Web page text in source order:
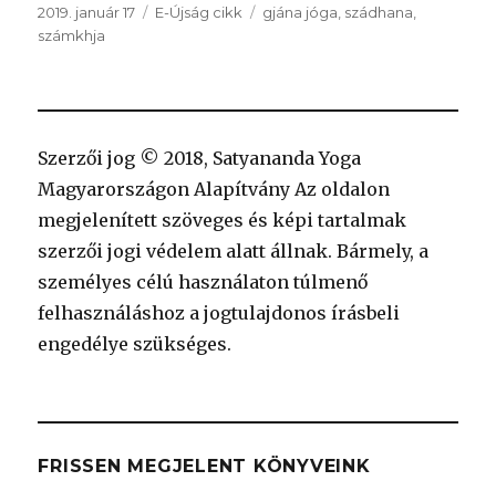
Közzétéve
2019. január 17 Kategória
E-Újság cikk Címke
gjána jóga, szádhana,
számkhja
Szerzői jog © 2018, Satyananda Yoga
Magyarországon Alapítvány Az oldalon
megjelenített szöveges és képi tartalmak
szerzői jogi védelem alatt állnak. Bármely, a
személyes célú használaton túlmenő
felhasználáshoz a jogtulajdonos írásbeli
engedélye szükséges.
FRISSEN MEGJELENT KÖNYVEINK